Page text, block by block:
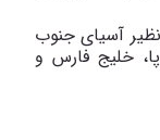
آسیای جنوب
خلیج فارس و